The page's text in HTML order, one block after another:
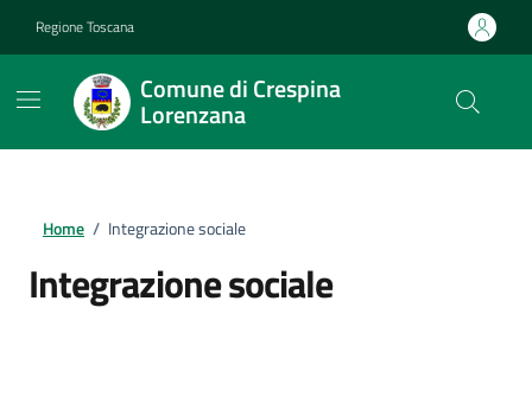
Regione Toscana
Comune di Crespina
Lorenzana
Home / Integrazione sociale
Integrazione sociale